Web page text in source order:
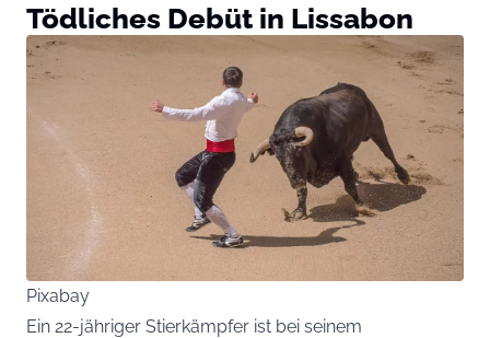
Tödliches Debüt in Lissabon
Pixabay
Ein 22-jähriger Stierkämpfer ist bei seinem